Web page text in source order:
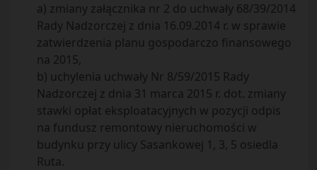
a) zmiany załącznika nr 2 do uchwały 68/39/2014
Rady Nadzorczej z dnia 16.09.2014 r. w sprawie
zatwierdzenia planu gospodarczo finansowego
na 2015,
b) uchylenia uchwały Nr 8/59/2015 Rady
Nadzorczej z dnia 31 marca 2015 r. dot. zmiany
stawki opłat eksploatacyjnych w pozycji odpis
na fundusz remontowy nieruchomości w
budynku przy ulicy Sasankowej 1, 3, 5 osiedla
Ruta.